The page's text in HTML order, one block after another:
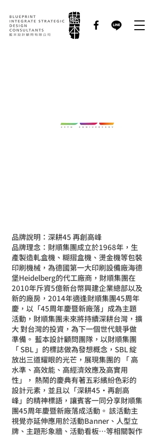
品牌說明：深耕45 再創高峰
品牌理念：財順集團成立於1968年，生
產製造軋盒機、糊摺盒機、燙金機等包裝
印刷機械，為德國第一大印刷設備廠海德
堡Heidelberg的代工廠商，財順集團在
2010年斥資5億新台幣興建企業總部以及
新的廠房，2014年適逢財順集團45周年
慶，以「45周年慶暨新廠落」成為主題
活動，財順集團未來將持續深耕台灣，擴
大 對台灣的投資，為下一個世代競爭做
準備。 藍本設計顧問團隊，以財順集團
「 SBL 」的標誌做為發想概念，SBL 綻
放出三道耀眼的光芒，展現集團的 「 高
水準、高效能、高經濟效應及高實用
性」， 熱鬧的慶典有著五彩繽紛色彩的
設計元素，並且以「深耕45•再創高
峰」的精神標語，讓賓客一同分享財順集
團45周年慶暨新廠落成活動。 該活動主
視覺亦延伸應用於活動Banner、人型立
牌、主題形象牆、活動看板…等相關製作